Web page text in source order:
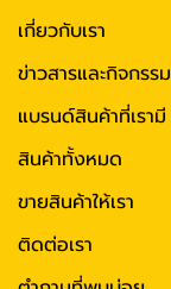
เกี่ยวกับเรา
ข่าวสารและกิจกรรม
แบรนด์สินค้าที่เรามี
สินค้าทั้งหมด
ขายสินค้าให้เรา
ติดต่อเรา